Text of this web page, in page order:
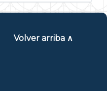
Volver arriba ∧